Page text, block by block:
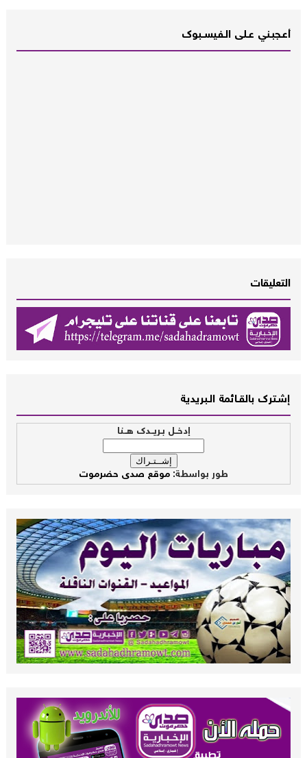
أعـــجبــني عـــلى الــفــيســــبوك
التعليقات
إشــترك بالقـــائمة الــبريدية
إدخــل بـريــدك هــنا
طور بواسطة:موقع صدى حضرموت